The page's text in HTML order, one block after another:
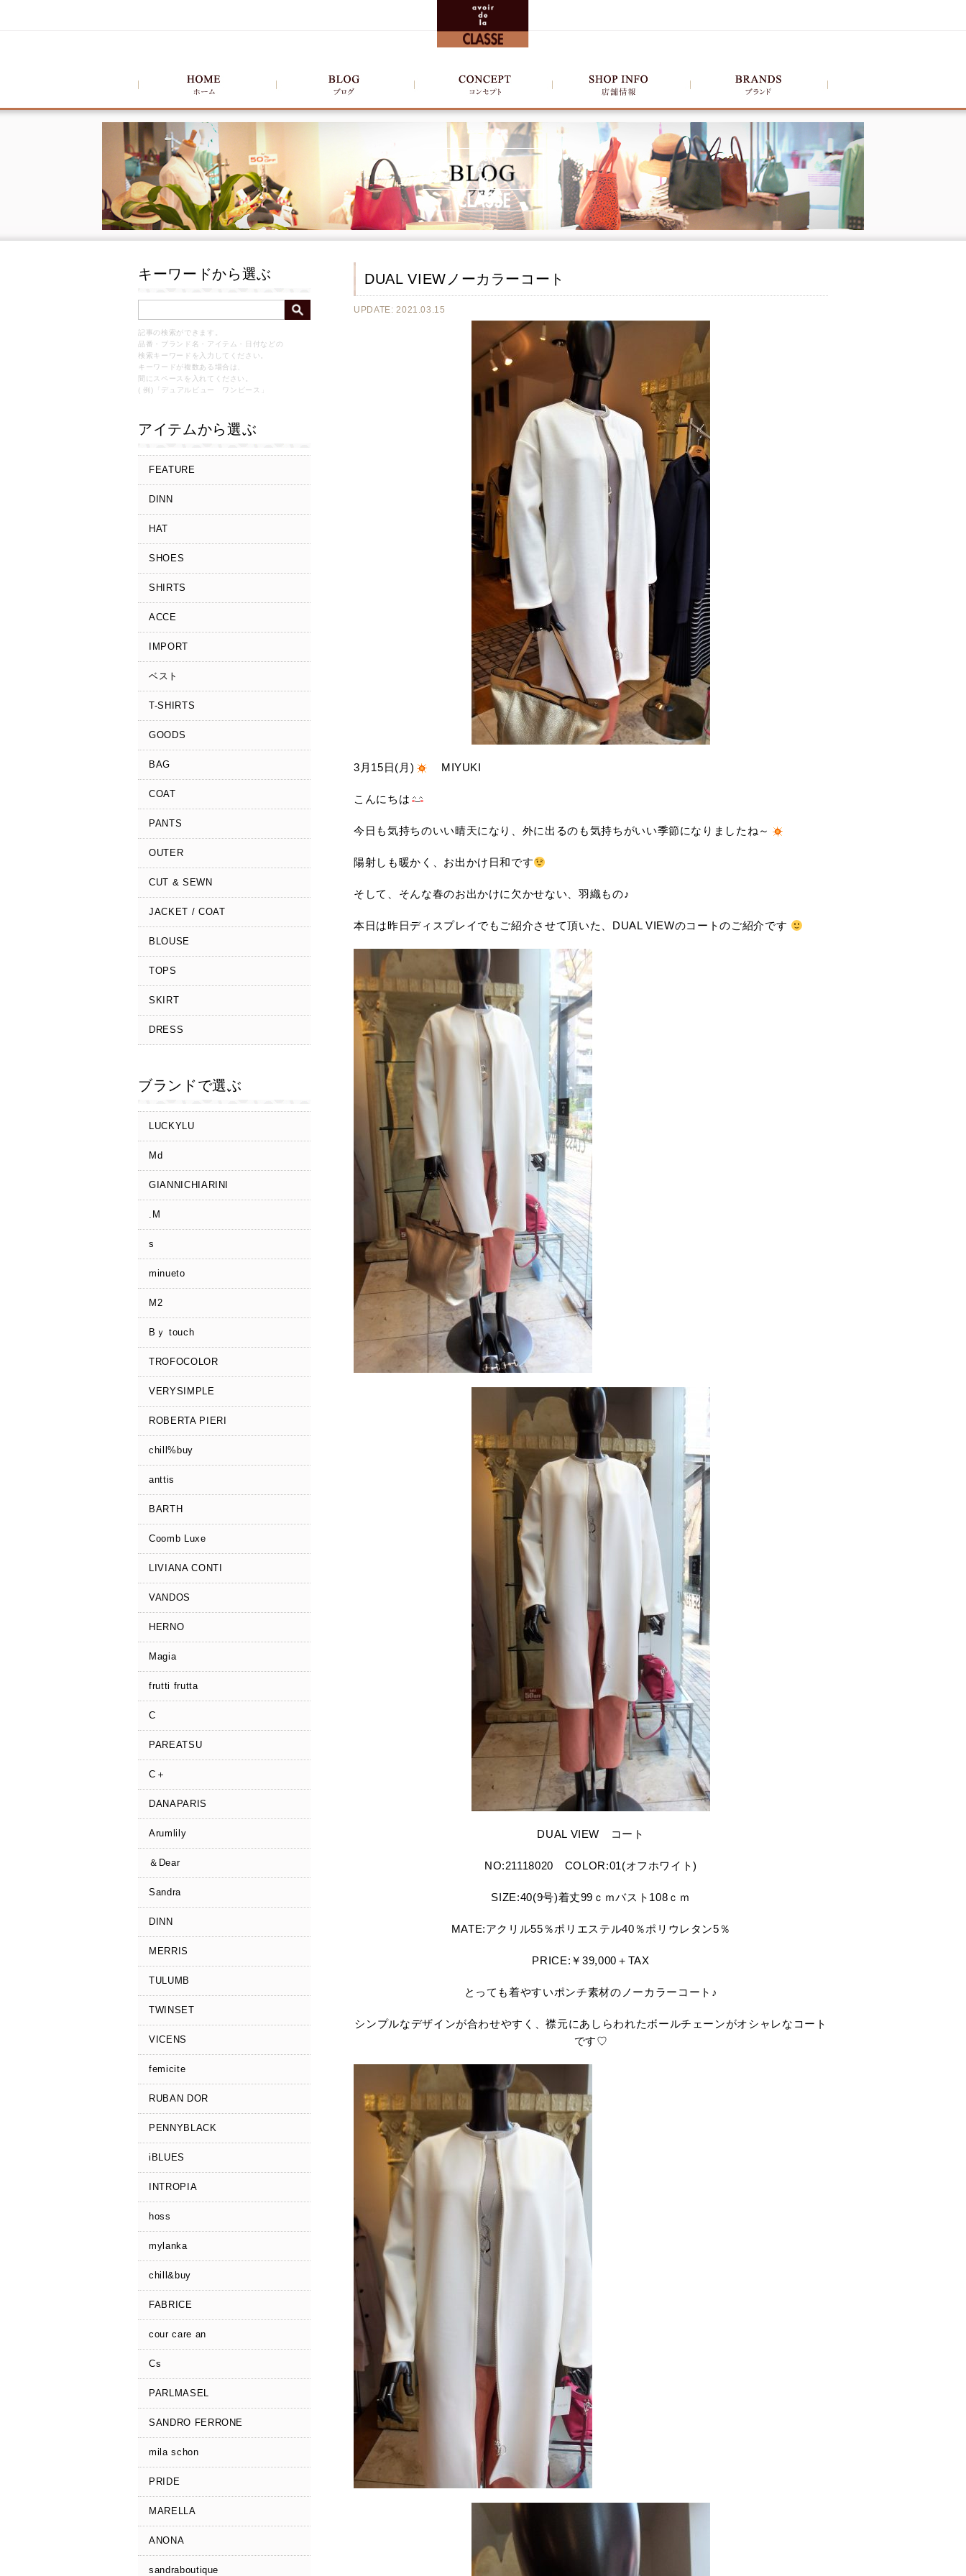
キーワードから選ぶ
記事の検索ができます。
品番・ブランド名・アイテム・日付などの
検索キーワードを入力してください。
キーワードが複数ある場合は、
間にスペースを入れてください。
( 例)「デュアルビュー ワンピース」
アイテムから選ぶ
FEATURE
DINN
HAT
SHOES
SHIRTS
ACCE
IMPORT
ベスト
T-SHIRTS
GOODS
BAG
COAT
PANTS
OUTER
CUT & SEWN
JACKET / COAT
BLOUSE
TOPS
SKIRT
DRESS
ブランドで選ぶ
LUCKYLU
Md
GIANNICHIARINI
.M
s
minueto
M2
Bｙ touch
TROFOCOLOR
VERYSIMPLE
ROBERTA PIERI
chill%buy
anttis
BARTH
Coomb Luxe
LIVIANA CONTI
VANDOS
HERNO
Magia
frutti frutta
C
PAREATSU
C＋
DANAPARIS
Arumlily
＆Dear
Sandra
DINN
MERRIS
TULUMB
TWINSET
VICENS
femicite
RUBAN DOR
PENNYBLACK
iBLUES
INTROPIA
hoss
mylanka
chill&buy
FABRICE
cour care an
Cs
PARLMASEL
SANDRO FERRONE
mila schon
PRIDE
MARELLA
ANONA
sandraboutique
DUAL VIEWノーカラーコート
UPDATE: 2021.03.15
3月15日(月) MIYUKI
こんにちは
今日も気持ちのいい晴天になり、外に出るのも気持ちがいい季節になりましたね～
陽射しも暖かく、お出かけ日和です
そして、そんな春のお出かけに欠かせない、羽織もの♪
本日は昨日ディスプレイでもご紹介させて頂いた、DUAL VIEWのコートのご紹介です
DUAL VIEW コート
NO:21118020 COLOR:01(オフホワイト)
SIZE:40(9号)着丈99ｃｍバスト108ｃｍ
MATE:アクリル55％ポリエステル40％ポリウレタン5％
PRICE:￥39,000＋TAX
とっても着やすいポンチ素材のノーカラーコート♪
シンプルなデザインが合わせやすく、襟元にあしらわれたボールチェーンがオシャレなコート
です♡